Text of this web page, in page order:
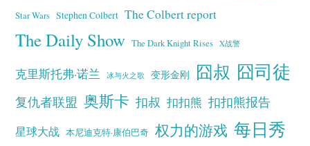
Star Wars Stephen Colbert The Colbert report
The Daily Show The Dark Knight Rises X战警
克里斯托弗·诺兰 冰与火之歌 变形金刚 囧叔 囧司徒
复仇者联盟 奥斯卡 扣叔 扣扣熊 扣扣熊报告
星球大战 本尼迪克特·康伯巴奇 权力的游戏 每日秀